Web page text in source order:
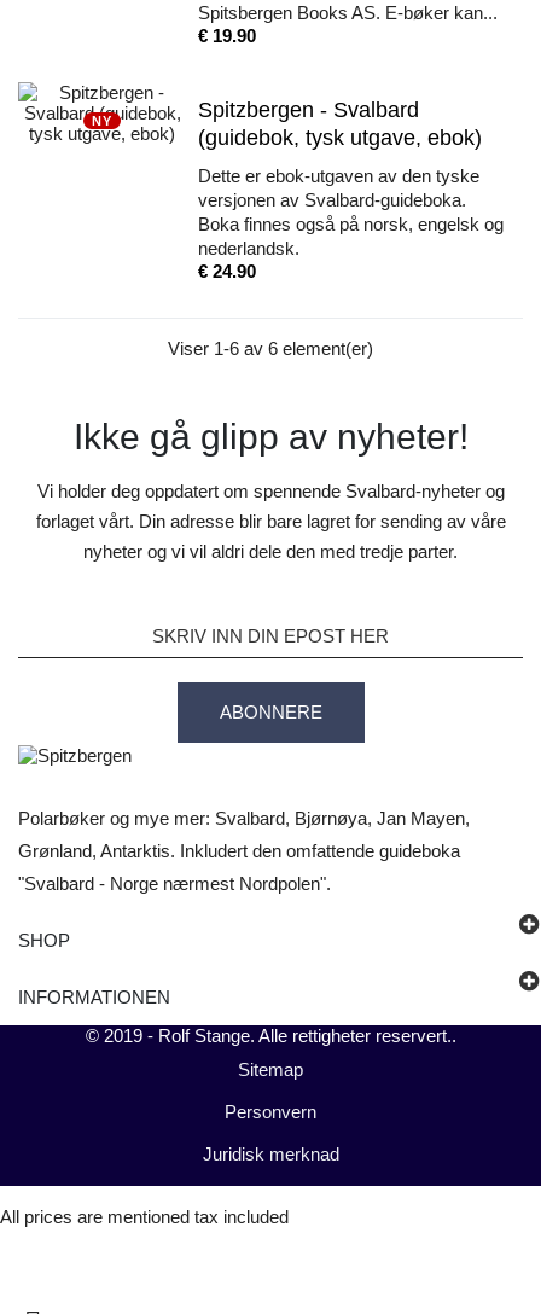
Spitsbergen Books AS. E-bøker kan...
Pris
€ 19.90
NY
Spitzbergen - Svalbard
(guidebok, tysk utgave, ebok)
Dette er ebok-utgaven av den tyske
versjonen av Svalbard-guideboka.
Boka finnes også på norsk, engelsk og
nederlandsk.
Pris
€ 24.90
Viser 1-6 av 6 element(er)
Ikke gå glipp av nyheter!
Vi holder deg oppdatert om spennende Svalbard-nyheter og
forlaget vårt. Din adresse blir bare lagret for sending av våre
nyheter og vi vil aldri dele den med tredje parter.
ABONNERE
Polarbøker og mye mer: Svalbard, Bjørnøya, Jan Mayen,
Grønland, Antarktis. Inkludert den omfattende guideboka
"Svalbard - Norge nærmest Nordpolen".
SHOP
INFORMATIONEN
© 2019 - Rolf Stange. Alle rettigheter reservert..
Sitemap
Personvern
Juridisk merknad
All prices are mentioned tax included